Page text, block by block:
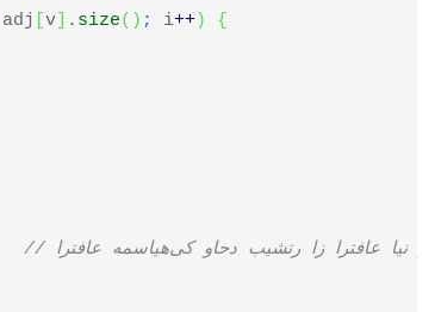
adj v . size( ) ; i++)
{
همسایه‌یک واحد بیشتر از ارتفاع این رأس است